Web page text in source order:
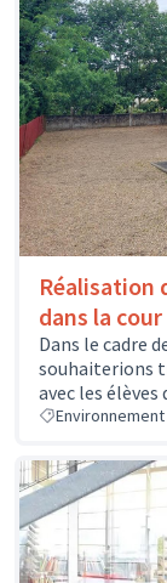
Réalisation
dans la
Dans le cadre
souhaiterions
avec les élèves